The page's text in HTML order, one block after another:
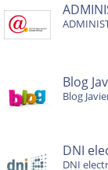
Blog
Blog
DNI
DNI